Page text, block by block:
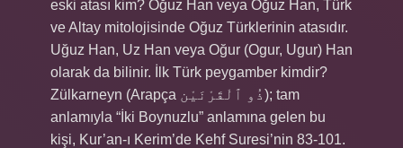
eski atası kim? Oğuz Han veya Oğuz Han, Türk
ve Altay mitolojisinde Oğuz Türklerinin atasıdır.
Uğuz Han, Uz Han veya Oğur (Ogur, Ugur) Han
olarak da bilinir. İlk Türk peygamber kimdir?
Zülkarneyn (Arapça ذُو ٱلْقَرْنَيْن); tam
anlamıyla “İki Boynuzlu” anlamına gelen bu
kişi, Kur’an-ı Kerim’de Kehf Suresi’nin 83-101.